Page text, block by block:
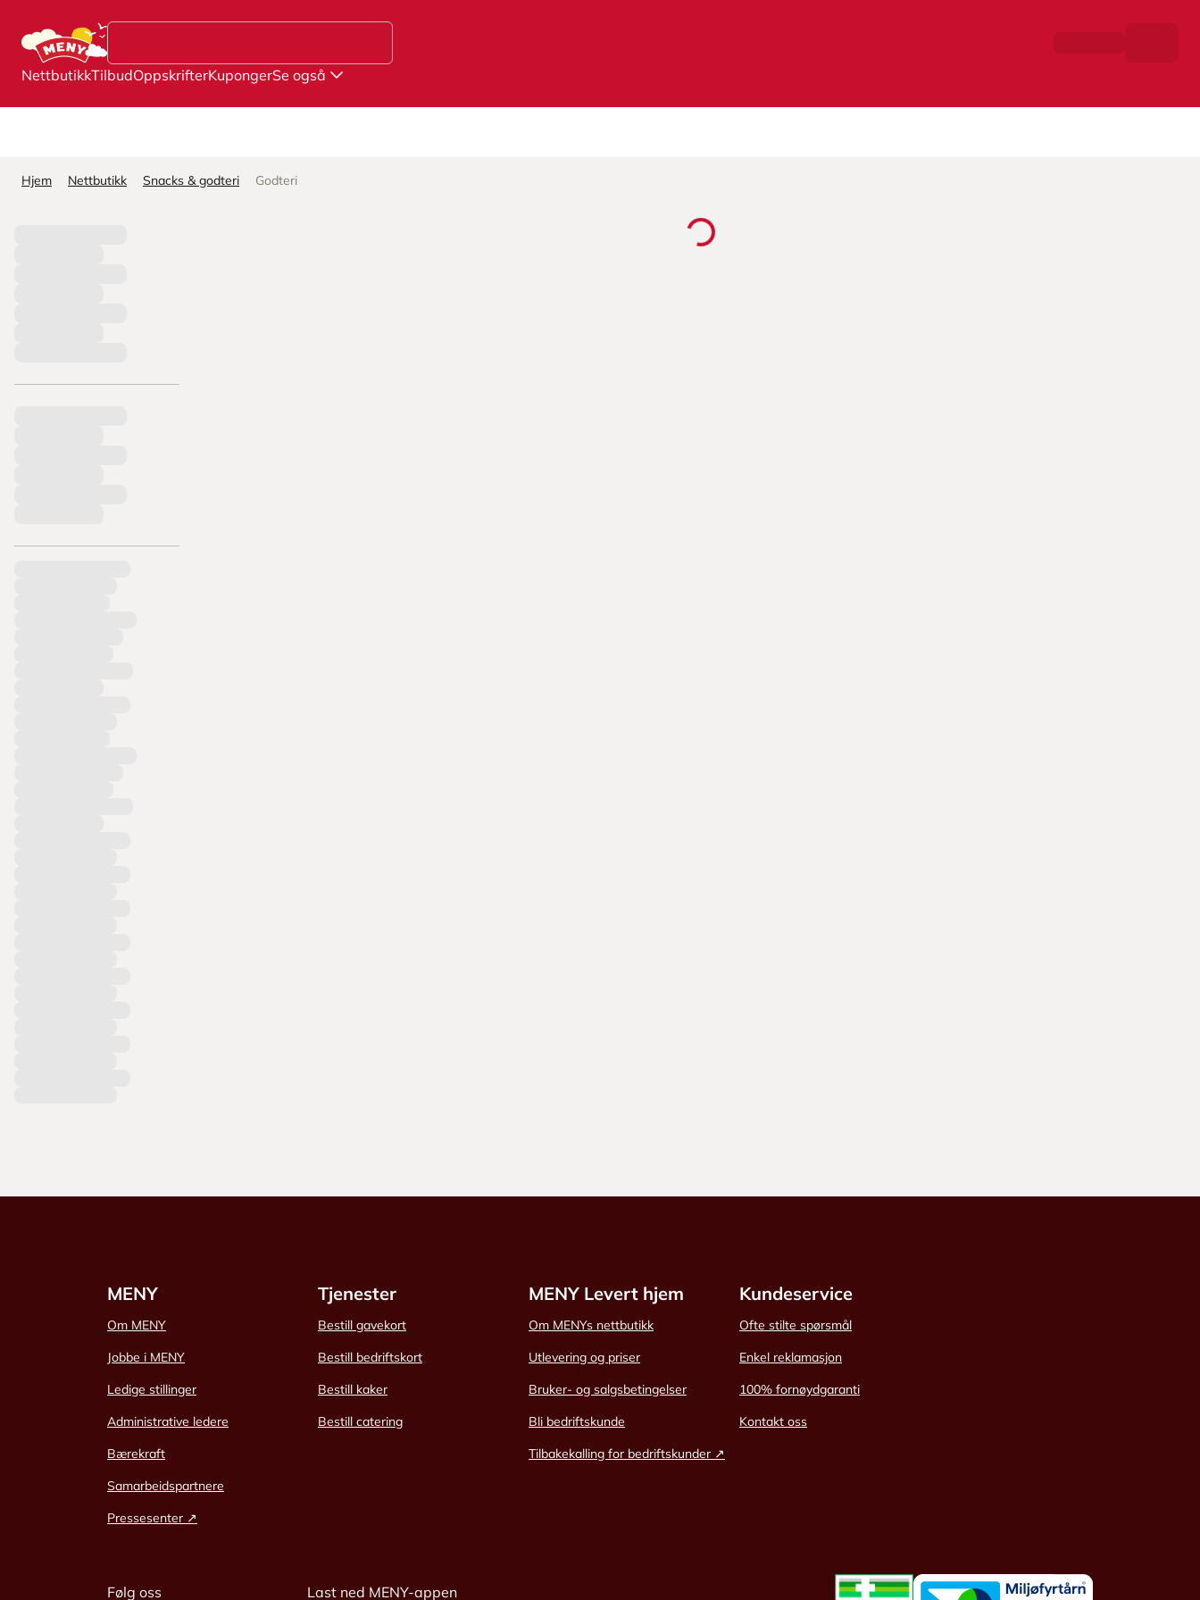
NettbutikkTilbudOppskrifterKupongerSe også
Hjem Nettbutikk Snacks & godteri Godteri
MENY
Om MENY
Jobbe i MENY
Ledige stillinger
Administrative ledere
Bærekraft
Samarbeidspartnere
Pressesenter ↗
Tjenester
Bestill gavekort
Bestill bedriftskort
Bestill kaker
Bestill catering
MENY Levert hjem
Om MENYs nettbutikk
Utlevering og priser
Bruker- og salgsbetingelser
Bli bedriftskunde
Tilbakekalling for bedriftskunder ↗
Kundeservice
Ofte stilte spørsmål
Enkel reklamasjon
100% fornøydgaranti
Kontakt oss
Følg oss Last ned MENY-appen